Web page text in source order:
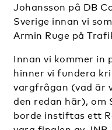
Johansson på DB
Sverige innan vi
Armin Ruge på
Innan vi kommer in
hinner vi fundera
vargfrågan (vad är
den redan här), om
borde instiftas ett